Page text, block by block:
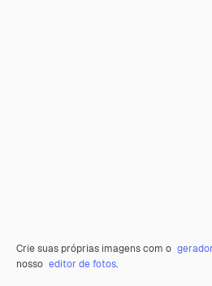
Crie suas próprias imagens com o
nosso editor de fotos.